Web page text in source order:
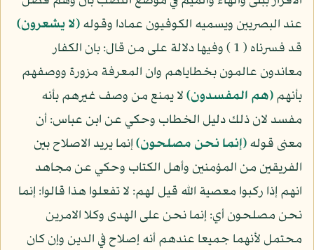
عند البصريين ويسميه الكوفيون عمادا وقوله(لا يشعرون)
قد فسرناه ( 1 ) وفيها دلالة على من قال: بان الكفار
معاندون عالمون بخطاياهم وان المعرفة مزورة ووصفهم
بأنهم(هم المفسدون)لا يمنع من وصف غيرهم بأنه
مفسد لان ذلك دليل الخطاب وحكي عن ابن عباس: أن
معنى قوله(إنما نحن مصلحون)إنما يريد الاصلاح بين
الفريقين من المؤمنين وأهل الكتاب وحكي عن مجاهد
انهم إذا ركبوا معصية الله قيل لهم: لا تفعلوا هذا قالوا: إنما
نحن مصلحون أي: إنما نحن على الهدى وكلا الامرين
محتمل لأنهما جميعا عندهم أنه إصلاح في الدين وإن كان